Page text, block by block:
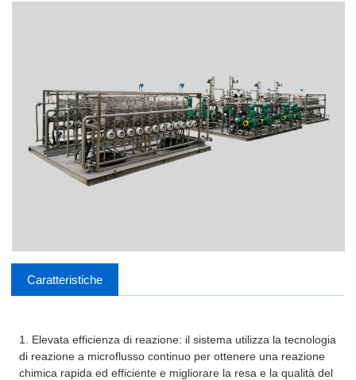
Caratteristiche
1. Elevata efficienza di reazione: il sistema utilizza la tecnologia
di reazione a microflusso continuo per ottenere una reazione
chimica rapida ed efficiente e migliorare la resa e la qualità del